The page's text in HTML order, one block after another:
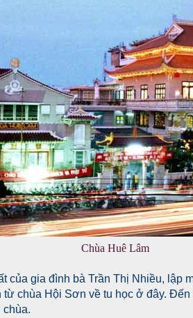
Chùa Huê Lâm
của gia đình bà Trần Thị Nhiều, lập
chùa Hội Sơn về tu học ở đây.
chùa.